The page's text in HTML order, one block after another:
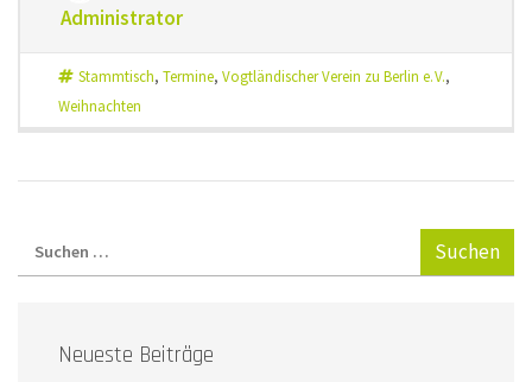
Administrator
Stammtisch, Termine, Vogtländischer Verein zu Berlin e. V.,
Weihnachten
Neueste Beiträge